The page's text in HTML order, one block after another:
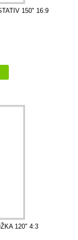
150" 16:9
120" 4:3